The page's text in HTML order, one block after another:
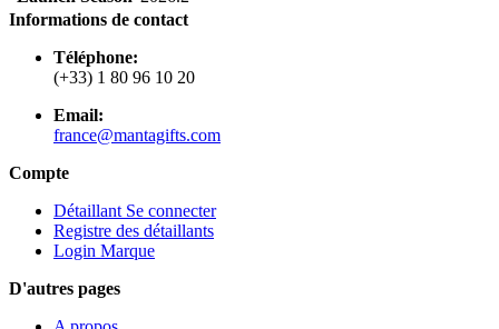
Informations de contact
Téléphone:
(+33) 1 80 96 10 20
Email:
france@mantagifts.com
Compte
Détaillant Se connecter
Registre des détaillants
Login Marque
D'autres pages